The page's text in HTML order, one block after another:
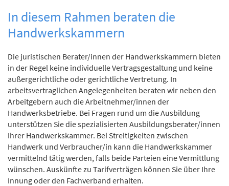
In diesem Rahmen beraten die
Handwerkskammern
Die juristischen Berater/innen der Handwerkskammern bieten
in der Regel keine individuelle Vertragsgestaltung und keine
außergerichtliche oder gerichtliche Vertretung. In
arbeitsvertraglichen Angelegenheiten beraten wir neben den
Arbeitgebern auch die Arbeitnehmer/innen der
Handwerksbetriebe. Bei Fragen rund um die Ausbildung
unterstützen Sie die spezialisierten Ausbildungsberater/innen
Ihrer Handwerkskammer. Bei Streitigkeiten zwischen
Handwerk und Verbraucher/in kann die Handwerkskammer
vermittelnd tätig werden, falls beide Parteien eine Vermittlung
wünschen. Auskünfte zu Tarifverträgen können Sie über Ihre
Innung oder den Fachverband erhalten.